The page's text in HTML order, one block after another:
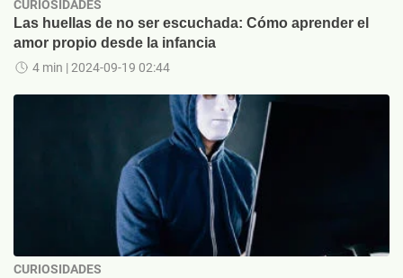
CURIOSIDADES
Las huellas de no ser escuchada: Cómo aprender el
amor propio desde la infancia
4 min | 2024-09-19 02:44
CURIOSIDADES